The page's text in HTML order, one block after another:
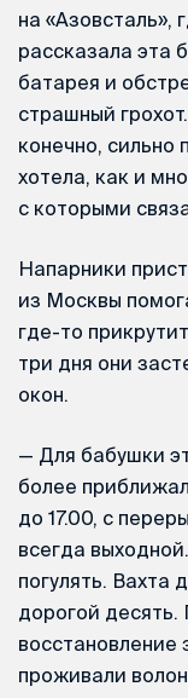
на «Азовсталь»,
рассказала эта
батарея и
страшный
конечно, сильно
хотела, как и
с которыми
Напарники
из Москвы
где-то
три дня они
окон.
— Для бабушки
более
до 17.00, с
всегда
погулять. Вахта
дорогой десять.
восстановление
проживали